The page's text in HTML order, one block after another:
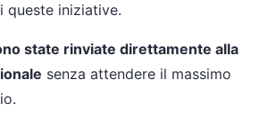
queste iniziative.
state rinviate direttamente alla
senza attendere il massimo